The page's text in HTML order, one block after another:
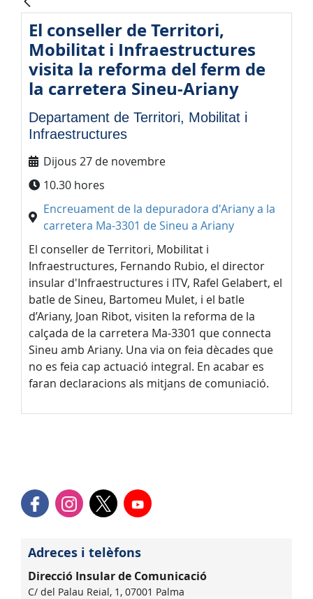
El conseller de Territori,
Mobilitat i Infraestructures
visita la reforma del ferm de
la carretera Sineu-Ariany
Departament de Territori, Mobilitat i
Infraestructures
Dijous 27 de novembre
10.30 hores
Encreuament de la depuradora d'Ariany a la
carretera Ma-3301 de Sineu a Ariany
El conseller de Territori, Mobilitat i
Infraestructures, Fernando Rubio, el director
insular d'Infraestructures i ITV, Rafel Gelabert, el
batle de Sineu, Bartomeu Mulet, i el batle
d’Ariany, Joan Ribot, visiten la reforma de la
calçada de la carretera Ma-3301 que connecta
Sineu amb Ariany. Una via on feia dècades que
no es feia cap actuació integral. En acabar es
faran declaracions als mitjans de comuniació.
Adreces i telèfons
Direcció Insular de Comunicació
C/ del Palau Reial, 1, 07001 Palma